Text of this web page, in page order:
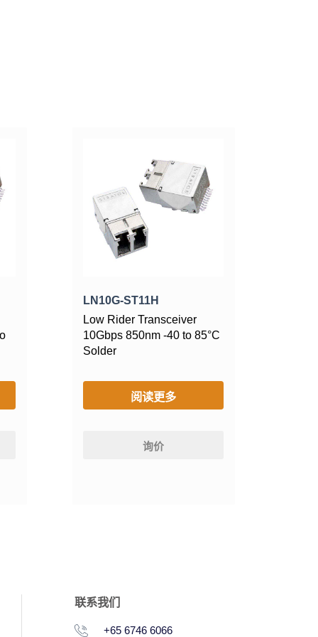
LN10G-ST11H
Low Rider Transceiver
10Gbps 850nm -40 to 85°C
Solder
阅读更多
询价
联系我们
+65 6746 6066